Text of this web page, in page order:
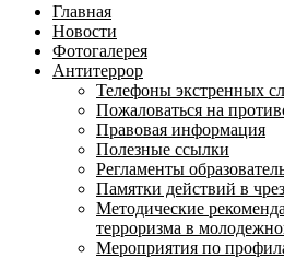
Главная
Новости
Фотогалерея
Антитеррор
Телефоны экстренных
Пожаловаться на
Правовая информация
Полезные ссылки
Регламенты
Памятки действий в
Методические
терроризма в
Мероприятия по